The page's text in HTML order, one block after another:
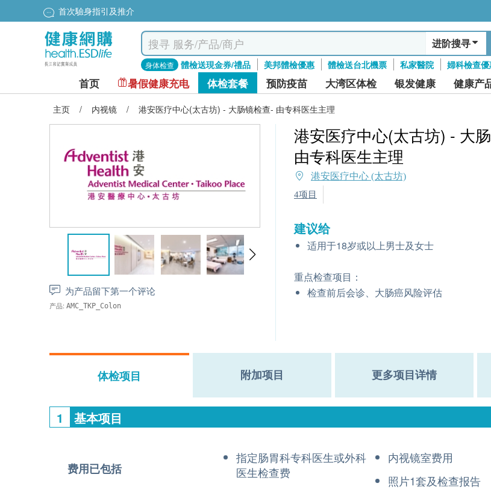
首次驗身指引及推介
进阶搜寻
身体检查 體檢送現金券/禮品 美邦體檢優惠 體檢送台北機票 私家醫院 婦科檢查
首页 暑假健康充电 体检套餐 预防疫苗 大湾区体检 银发健康 健康产
主页 / 内视镜 / 港安医疗中心(太古坊) - 大肠镜检查- 由专科医生主理
为产品留下第一个评论
产品: AMC_TKP_Colon
港安医疗中心(太古坊) - 大
由专科医生主理
港安医疗中心 (太古坊)
4项目
建议给
适用于18岁或以上男士及女士
重点检查项目：
检查前后会诊、大肠癌风险评估
体检项目 附加项目 更多项目详情
1 基本项目
费用已包括
指定肠胃科专科医生或外科
医生检查费
内视镜室费用
照片1套及检查报告